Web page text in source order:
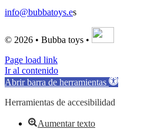
info@bubbatoys.es
© 2026 • Bubba toys •
Page load link
Ir al contenido
Abrir barra de herramientas
Herramientas de accesibilidad
Aumentar texto